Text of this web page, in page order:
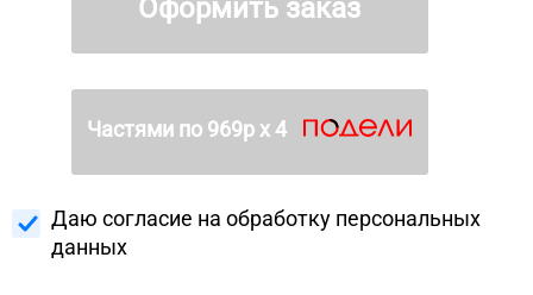
Оформить заказ
Частями по 969р х 4
Даю согласие на обработку персональных
данных